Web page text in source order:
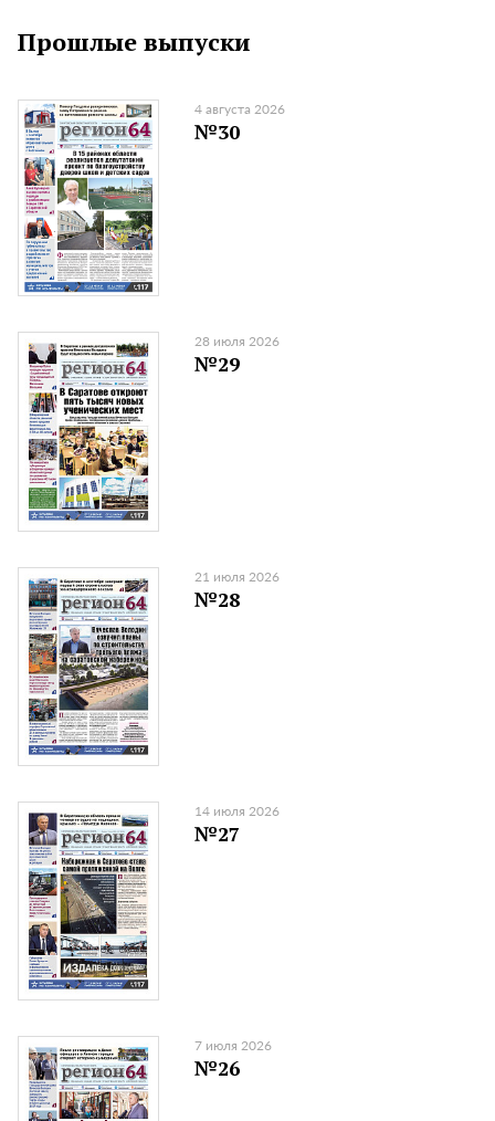
Прошлые выпуски
4 августа 2026
№30
28 июля 2026
№29
21 июля 2026
№28
14 июля 2026
№27
7 июля 2026
№26